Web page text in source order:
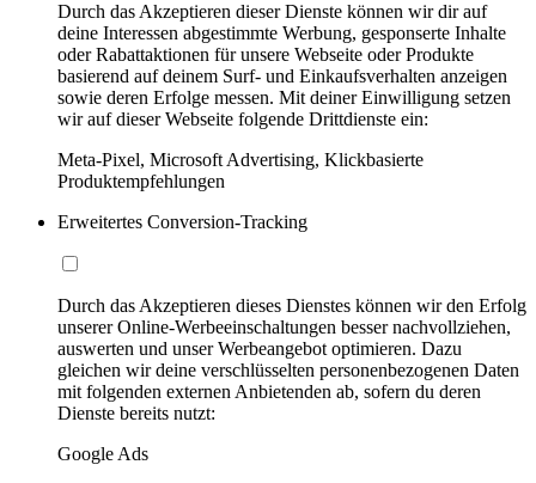
Durch das Akzeptieren dieser Dienste können wir dir auf
deine Interessen abgestimmte Werbung, gesponserte Inhalte
oder Rabattaktionen für unsere Webseite oder Produkte
basierend auf deinem Surf- und Einkaufsverhalten anzeigen
sowie deren Erfolge messen. Mit deiner Einwilligung setzen
wir auf dieser Webseite folgende Drittdienste ein:
Meta-Pixel, Microsoft Advertising, Klickbasierte
Produktempfehlungen
Erweitertes Conversion-Tracking
Durch das Akzeptieren dieses Dienstes können wir den Erfolg
unserer Online-Werbeeinschaltungen besser nachvollziehen,
auswerten und unser Werbeangebot optimieren. Dazu
gleichen wir deine verschlüsselten personenbezogenen Daten
mit folgenden externen Anbietenden ab, sofern du deren
Dienste bereits nutzt:
Google Ads